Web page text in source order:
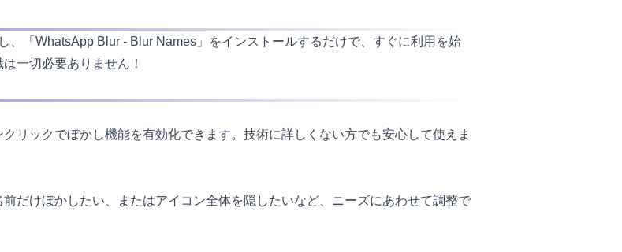
、「WhatsApp Blur - Blur Names」をインストールするだけで、すぐに利用を始
一切必要ありません！
リックでぼかし機能を有効化できます。技術に詳しくない方でも安心して使えま
だけぼかしたい、またはアイコン全体を隠したいなど、ニーズにあわせて調整で